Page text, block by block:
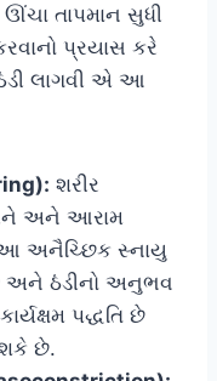
તાપમાન સુધી
પ્રયાસ કરે
લાગવી એ આ
શરીર
અને આરામ
અનૈચ્છિક સ્નાયુ
અને ઠંડીનો અનુભવ
પદ્ધતિ છે
શકે છે.